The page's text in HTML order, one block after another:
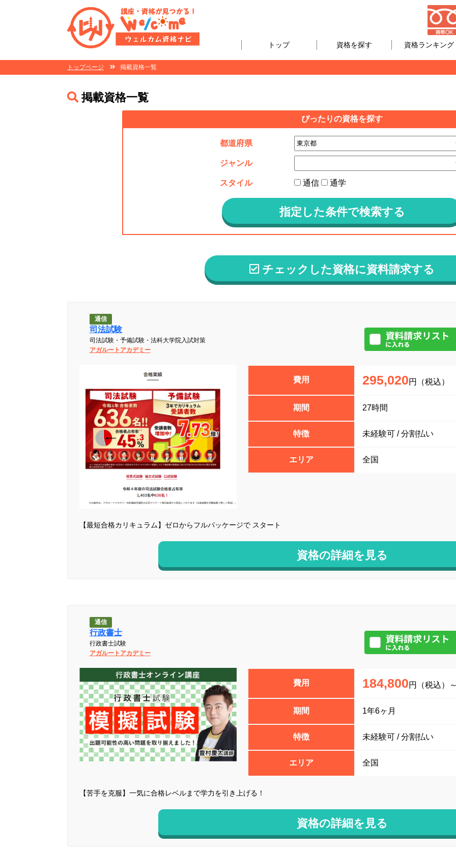
トップ 資格を探す 資格ランキング
トップページ 掲載資格一覧
掲載資格一覧
ぴったりの資格を探す
都道府県
ジャンル
スタイル 通信 通学
チェックした資格に資料請求する
通信
司法試験
司法試験・予備試験・法科大学院入試対策
アガルートアカデミー
費用 295,020円（税込）
期間 27時間
特徴 未経験可 / 分割払い
エリア 全国
【最短合格カリキュラム】ゼロからフルパッケージで スタート
資格の詳細を見る
通信
行政書士
行政書士試験
アガルートアカデミー
費用 184,800円（税込）
期間 1年6ヶ月
特徴 未経験可 / 分割払い
エリア 全国
【苦手を克服】一気に合格レベルまで学力を引き上げる！
資格の詳細を見る